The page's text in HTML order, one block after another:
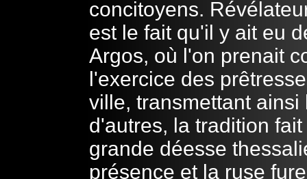
concitoyens.
est le fait qu'il y ait eu
Argos, où l'on prenait
l'exercice des
ville, transmettant
d'autres, la tradition
grande déesse
présence et la ruse